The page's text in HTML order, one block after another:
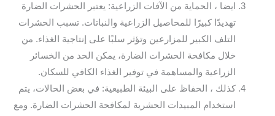
ايضا ، الحماية من الآفات الزراعية: يعتبر الحشرات الضارة
تهديدًا كبيرًا للمحاصيل الزراعية والنباتات. تسبب الحشرات
التلف الكبير للمزارعين وتؤثر سلبًا على إنتاجية الغذاء. من
خلال مكافحة الحشرات الضارة، يمكن الحد من الخسائر
الزراعية والمساهمة في توفير الغذاء الكافي للسكان.
كذلك ، الحفاظ على البيئة الطبيعية: في بعض الحالات، يتم
استخدام المبيدات الحشرية لمكافحة الحشرات الضارة. ومع